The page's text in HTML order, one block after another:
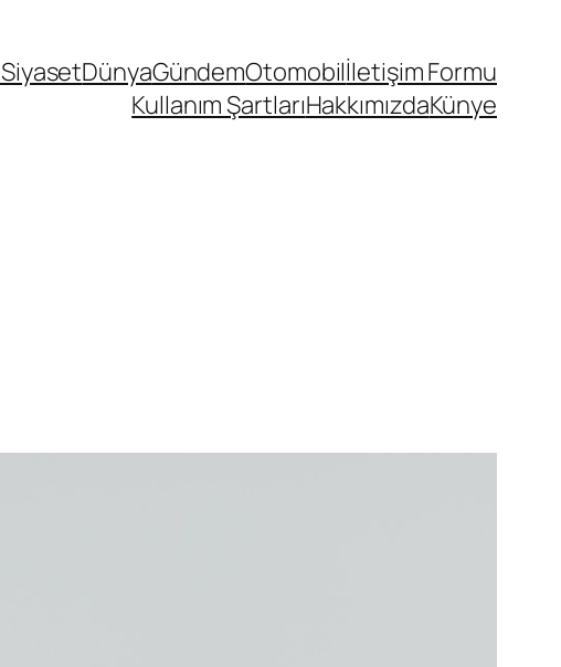
SiyasetDünyaGündemOtomobilİletişim Formu
Kullanım ŞartlarıHakkımızdaKünye